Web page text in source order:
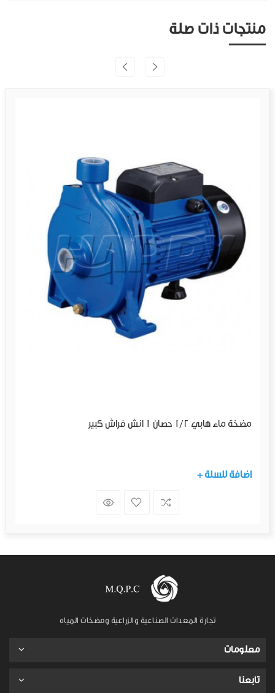
منتجات ذات صلة
مضخة ماء هابي 1/2 حصان 1 انش فراش كبير
+ اضافة للسلة
تجارة المعدات الصناعية والزراعية ومضخات المياه
معلومات
تابعنا